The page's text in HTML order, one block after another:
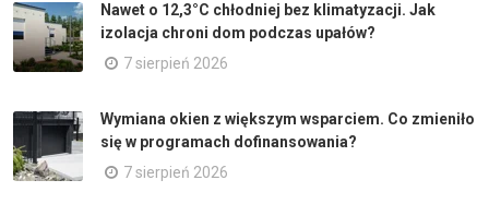
Nawet o 12,3°C chłodniej bez klimatyzacji. Jak
izolacja chroni dom podczas upałów?
7 sierpień 2026
Wymiana okien z większym wsparciem. Co zmieniło
się w programach dofinansowania?
7 sierpień 2026